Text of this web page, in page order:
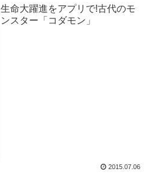
生命大躍進をアプリで!古代のモ
ンスター「コダモン」
2015.07.06